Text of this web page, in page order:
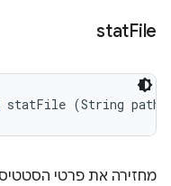
statFile
statFile (String path)
מחזירה את פרטי